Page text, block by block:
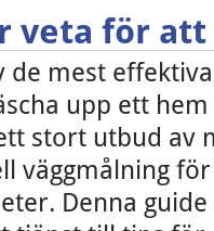
veta för
de mest
upp ett
stort utbud av
väggmålning
Denna